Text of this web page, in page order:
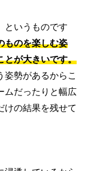
というものです
ものを楽しむ姿
とが大きいです。
姿勢があるからこ
ムだったりと幅広
けの結果を残せて